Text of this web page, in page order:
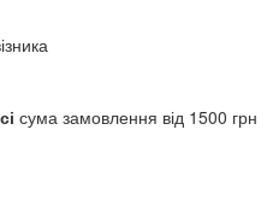
сума замовлення від 1500 грн